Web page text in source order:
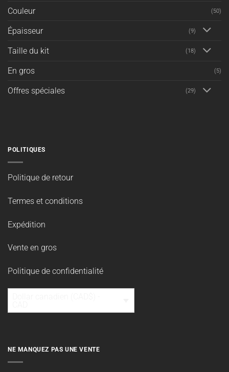
Couleur (50)
Épaisseur (9)
Taille du kit (18)
En gros (5)
Offres spéciales (29)
POLITIQUES
Politique de retour
Termes et conditions
Expédition
Vente en gros
Politique de confidentialité
NE MANQUEZ PAS UNE VENTE